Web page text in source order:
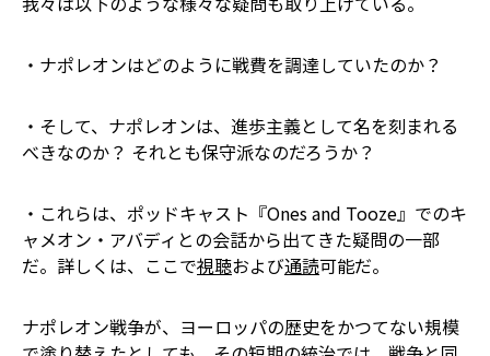
・ナポレオンはどのように戦費を調達していたのか？
・そして、ナポレオンは、進歩主義として名を刻まれる
べきなのか？ それとも保守派なのだろうか？
・これらは、ポッドキャスト『Ones and Tooze』でのキ
ャメオン・アバディとの会話から出てきた疑問の一部
だ。詳しくは、ここで視聴および通読可能だ。
ナポレオン戦争が、ヨーロッパの歴史をかつてない規模